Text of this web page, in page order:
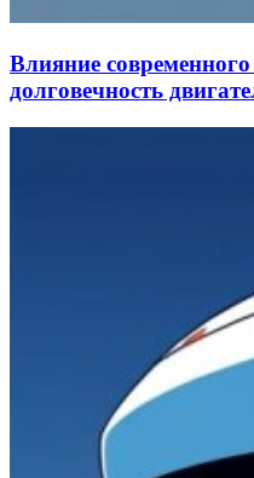
Влияние
долговечность